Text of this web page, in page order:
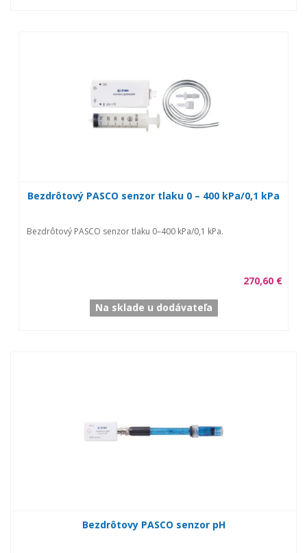
Bezdrôtový PASCO senzor tlaku 0 – 400 kPa/0,1 kPa
Bezdrôtový PASCO senzor tlaku 0–400 kPa/0,1 kPa.
270,60 €
Na sklade u dodávateľa
Bezdrôtovy PASCO senzor pH